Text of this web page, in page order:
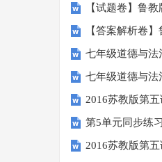
【试题卷】鲁
【答案解析卷
七年级道德与法
七年级道德与法
2016苏教版第
第5单元同步练
2016苏教版第